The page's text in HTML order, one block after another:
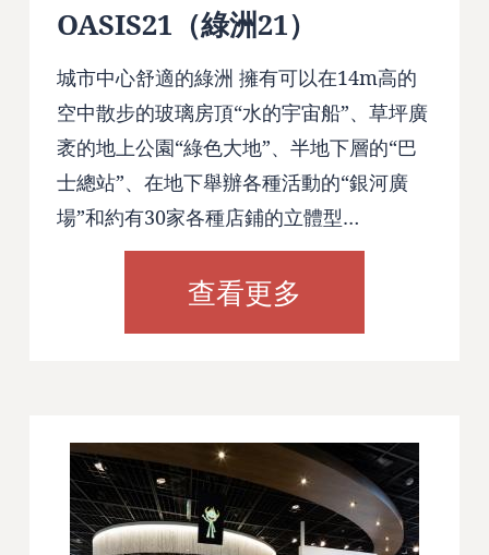
OASIS21（綠洲21）
城市中心舒適的綠洲 擁有可以在14m高的
空中散步的玻璃房頂“水的宇宙船”、草坪廣
袤的地上公園“綠色大地”、半地下層的“巴
士總站”、在地下舉辦各種活動的“銀河廣
場”和約有30家各種店鋪的立體型…
查看更多